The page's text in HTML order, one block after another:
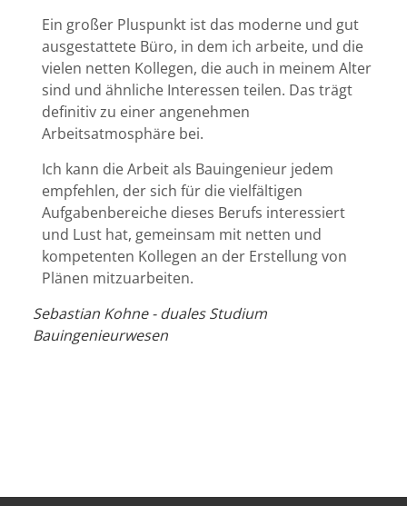
Ein großer Pluspunkt ist das moderne und gut
ausgestattete Büro, in dem ich arbeite, und die
vielen netten Kollegen, die auch in meinem Alter
sind und ähnliche Interessen teilen. Das trägt
definitiv zu einer angenehmen
Arbeitsatmosphäre bei.
Ich kann die Arbeit als Bauingenieur jedem
empfehlen, der sich für die vielfältigen
Aufgabenbereiche dieses Berufs interessiert
und Lust hat, gemeinsam mit netten und
kompetenten Kollegen an der Erstellung von
Plänen mitzuarbeiten.
Sebastian Kohne - duales Studium
Bauingenieurwesen